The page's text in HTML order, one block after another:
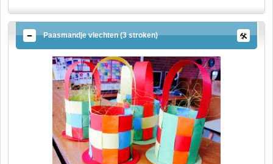
Paasmandje vlechten (3 stroken)